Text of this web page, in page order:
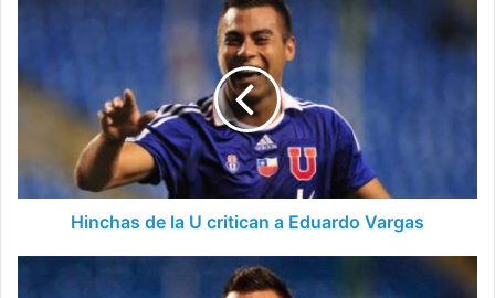
Hinchas
U
critican
Vargas
Hinchas de la U critican a Eduardo Vargas